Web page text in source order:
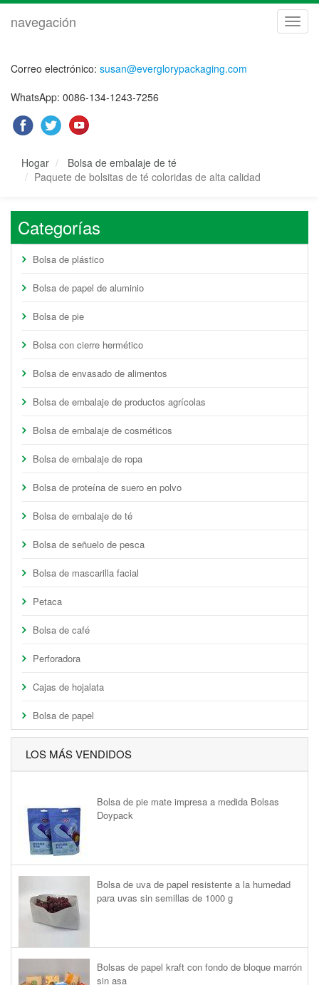
navegación
Correo electrónico: susan@everglorypackaging.com
WhatsApp: 0086-134-1243-7256
Hogar
Bolsa de embalaje de té
Paquete de bolsitas de té coloridas de alta calidad
Categorías
Bolsa de plástico
Bolsa de papel de aluminio
Bolsa de pie
Bolsa con cierre hermético
Bolsa de envasado de alimentos
Bolsa de embalaje de productos agrícolas
Bolsa de embalaje de cosméticos
Bolsa de embalaje de ropa
Bolsa de proteína de suero en polvo
Bolsa de embalaje de té
Bolsa de señuelo de pesca
Bolsa de mascarilla facial
Petaca
Bolsa de café
Perforadora
Cajas de hojalata
Bolsa de papel
LOS MÁS VENDIDOS
Bolsa de pie mate impresa a medida Bolsas
Doypack
Bolsa de uva de papel resistente a la humedad
para uvas sin semillas de 1000 g
Bolsas de papel kraft con fondo de bloque marrón
sin asa